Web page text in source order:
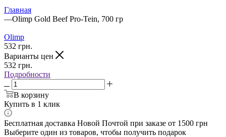
Главная
—Olimp Gold Beef Pro-Tein, 700 гр
Olimp
532 грн.
Варианты цен
532 грн.
Подробности
В корзину
Купить в 1 клик
Бесплатная доставка Новой Почтой при заказе от 1500 грн
Выберите один из товаров, чтобы получить подарок